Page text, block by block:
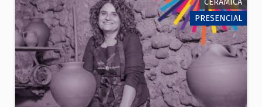
CERÁMICA
PRESENCIAL